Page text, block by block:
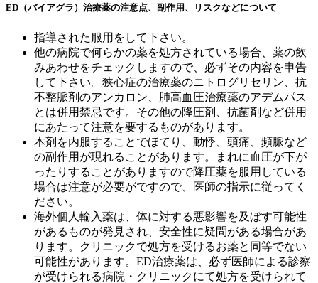
ED（バイアグラ）治療薬の注意点、副作用、リスクなどについて
指導された服用をして下さい。
他の病院で何らかの薬を処方されている場合、薬の飲
みあわせをチェックしますので、必ずその内容を申告
して下さい。狭心症の治療薬のニトログリセリン、抗
不整脈剤のアンカロン、肺高血圧治療薬のアデムパス
とは併用禁忌です。その他の降圧剤、抗菌剤など併用
にあたって注意を要するものがあります。
本剤を内服することでほてり、動悸、頭痛、頻脈など
の副作用が現れることがあります。まれに血圧が下が
ったりすることがありますので降圧薬を服用している
場合は注意が必要がですので、医師の指示に従ってく
ださい。
海外個人輸入薬は、体に対する悪影響を及ぼす可能性
があるものが発見され、安全性に疑問がある場合があ
ります。クリニックで処方を受けるお薬と同等でない
可能性があります。ED治療薬は、必ず医師による診察
が受けられる病院・クリニックにて処方を受けられて